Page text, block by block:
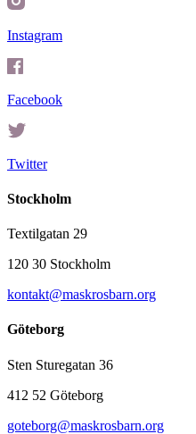
Instagram
Facebook
Twitter
Stockholm
Textilgatan 29
120 30 Stockholm
kontakt@maskrosbarn.org
Göteborg
Sten Sturegatan 36
412 52 Göteborg
goteborg@maskrosbarn.org